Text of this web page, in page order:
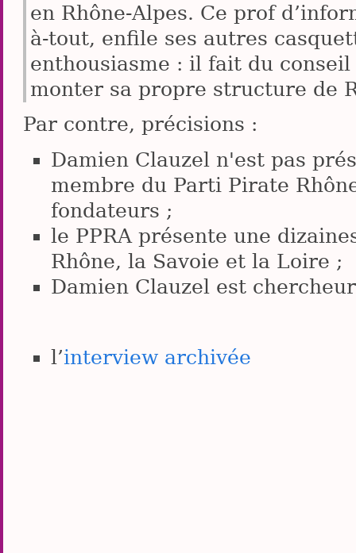
en Rhône-Alpes. Ce prof
à-tout, enfile ses autres
enthousiasme : il fait du
monter sa propre structure de
Par contre, précisions :
Damien Clauzel n'est pas
membre du Parti Pirate
fondateurs ;
le PPRA présente une
Rhône, la Savoie et la Loire ;
Damien Clauzel est
l’interview archivée